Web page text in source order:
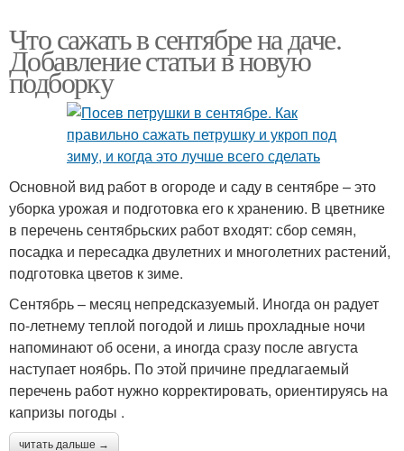
Что сажать в сентябре на даче.
Добавление статьи в новую
подборку
Основной вид работ в огороде и саду в сентябре – это
уборка урожая и подготовка его к хранению. В цветнике
в перечень сентябрьских работ входят: сбор семян,
посадка и пересадка двулетних и многолетних растений,
подготовка цветов к зиме.
Сентябрь – месяц непредсказуемый. Иногда он радует
по-летнему теплой погодой и лишь прохладные ночи
напоминают об осени, а иногда сразу после августа
наступает ноябрь. По этой причине предлагаемый
перечень работ нужно корректировать, ориентируясь на
капризы погоды .
читать дальше →